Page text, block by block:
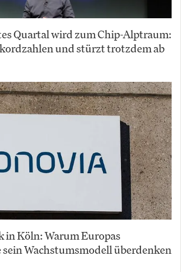
Quartal wird zum Chip-Alptraum:
und stürzt trotzdem ab
in Köln: Warum Europas
Wachstumsmodell überdenken